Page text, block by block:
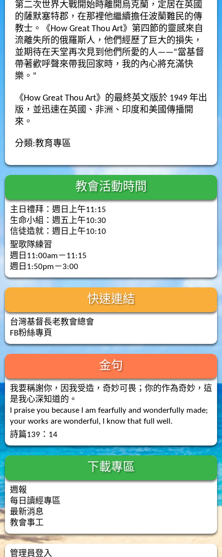
第二次世界大戰開始時離開烏克蘭，定居在英國
的薩默塞特郡，在那裡他繼續擔任波蘭難民的傳
教士。《How Great Thou Art》第四節的靈感來自
流離失所的俄羅斯人，他們經歷了巨大的損失，
並期待在天堂再次見到他們所愛的人——“當基督
帶著歡呼聲來帶我回家時，我的內心將充滿快
樂。”
《How Great Thou Art》的最終英文版於 1949 年出
版，並迅速在英國、非洲、印度和美國傳播開
來。
分類:教育專區
教會活動時間
主日禮拜：週日上午11:15
生命小組：週五上午10:30
信徒造就：週日上午10:10
聖歌隊練習
週日11:00am－11:15
週日1:50pm－3:00
快速連結
台灣基督長老教會總會
FB粉絲專頁
金句
我要稱謝你，因我受造，奇妙可畏；你的作為奇妙，這
是我心深知道的。
I praise you because I am fearfully and wonderfully made;
your works are wonderful, I know that full well.
詩篇139：14
下載專區
週報
每日讀經專區
最新消息
教會事工
管理員登入